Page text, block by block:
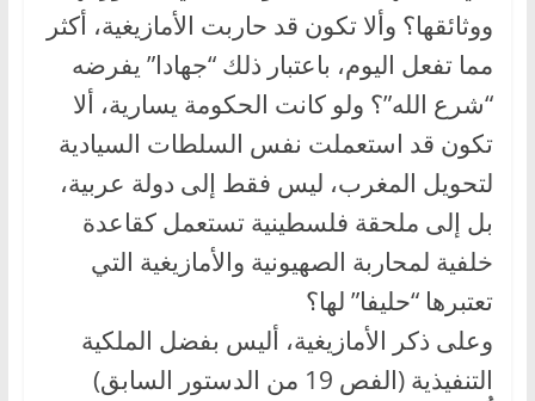
ووثائقها؟ وألا تكون قد حاربت الأمازيغية، أكثر
مما تفعل اليوم، باعتبار ذلك “جهادا” يفرضه
“شرع الله”؟ ولو كانت الحكومة يسارية، ألا
تكون قد استعملت نفس السلطات السيادية
لتحويل المغرب، ليس فقط إلى دولة عربية،
بل إلى ملحقة فلسطينية تستعمل كقاعدة
خلفية لمحاربة الصهيونية والأمازيغية التي
تعتبرها “حليفا” لها؟
وعلى ذكر الأمازيغية، أليس بفضل الملكية
التنفيذية (الفص 19 من الدستور السابق)